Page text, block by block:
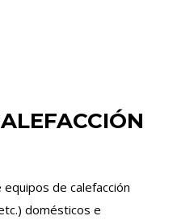
de calefacción
domésticos e